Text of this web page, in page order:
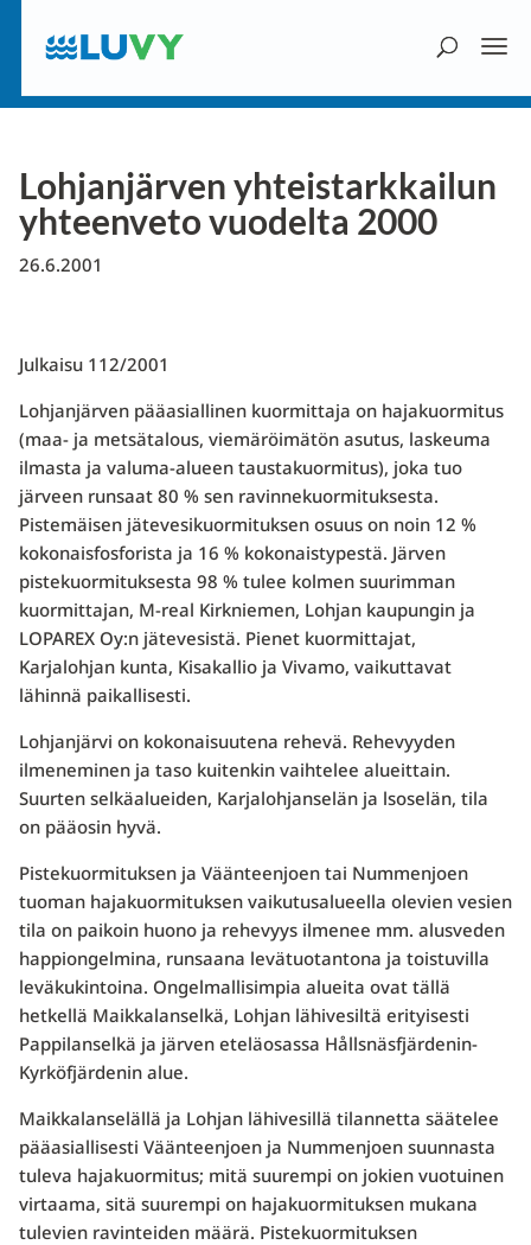
Lohjanjärven yhteistarkkailun
yhteenveto vuodelta 2000
26.6.2001
Julkaisu 112/2001
Lohjanjärven pääasiallinen kuormittaja on hajakuormitus
(maa- ja metsätalous, viemäröimätön asutus, laskeuma
ilmasta ja valuma-alueen taustakuormitus), joka tuo
järveen runsaat 80 % sen ravinnekuormituksesta.
Pistemäisen jätevesikuormituksen osuus on noin 12 %
kokonaisfosforista ja 16 % kokonaistypestä. Järven
pistekuormituksesta 98 % tulee kolmen suurimman
kuormittajan, M-real Kirkniemen, Lohjan kaupungin ja
LOPAREX Oy:n jätevesistä. Pienet kuormittajat,
Karjalohjan kun­ta, Kisakallio ja Vivamo, vaikuttavat
lähinnä paikallisesti.
Lohjanjärvi on kokonaisuutena rehevä. Rehevyyden
ilmeneminen ja taso kuitenkin vaihtelee alueit­tain.
Suurten selkäalueiden, Karjalohjanselän ja lsoselän, tila
on pääosin hyvä.
Pistekuormituksen ja Väänteenjoen tai Nummenjoen
tuoman hajakuormituksen vaikutusalueella ole­vien vesien
tila on paikoin huono ja rehevyys ilmenee mm. alusveden
happiongelmina, runsaana levä­tuotantona ja toistuvilla
leväkukintoina. Ongelmallisimpia alueita ovat tällä
hetkellä Maikkalanselkä, Lohjan lähivesiltä erityisesti
Pappilanselkä ja järven eteläosassa Hållsnäsfjärdenin-
Kyrköfjärdenin alue.
Maikkalanselällä ja Lohjan lähivesillä tilannetta säätelee
pääasiallisesti Väänteenjoen ja Nummenjoen suunnasta
tuleva hajakuormitus; mitä suurempi on jokien vuotuinen
virtaama, sitä suurempi on hajakuormituksen mukana
tulevien ravinteiden määrä. Pistekuormituksen